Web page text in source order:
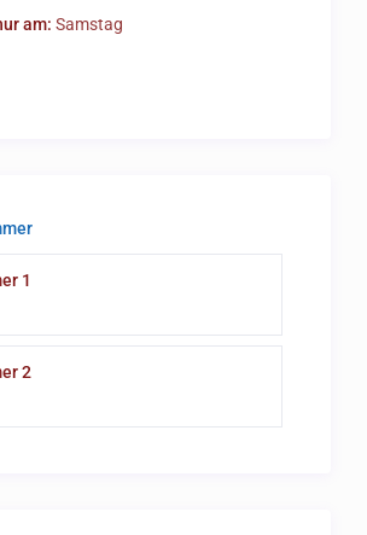
am: Samstag
1
2